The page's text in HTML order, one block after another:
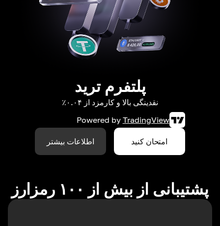
پلتفرم ترید
نقدینگی بالا و کارمزد از ۰.۰۴٪
Powered by TradingView
امتحان کنید اطلاعات بیشتر
پشتیبانی از بیش از ۱۰۰ رمزارز